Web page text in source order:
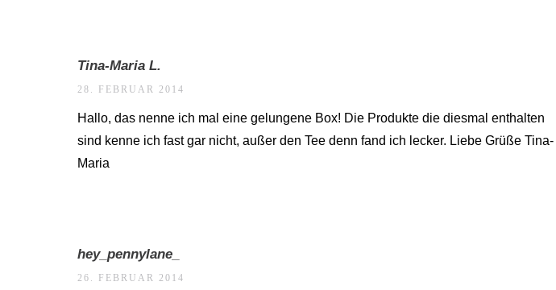
Tina-Maria L.
28. FEBRUAR 2014
Hallo, das nenne ich mal eine gelungene Box! Die Produkte die diesmal enthalten
sind kenne ich fast gar nicht, außer den Tee denn fand ich lecker. Liebe Grüße Tina-
Maria
hey_pennylane_
26. FEBRUAR 2014